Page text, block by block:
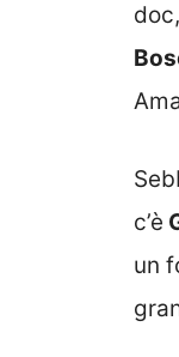
c’è
un